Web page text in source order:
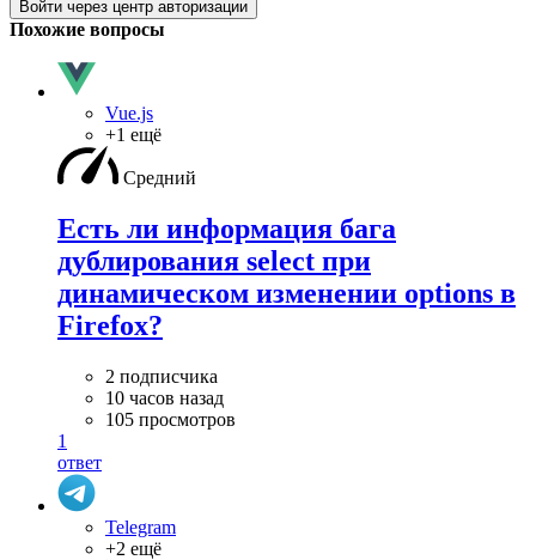
Войти через центр авторизации
Похожие вопросы
Vue.js
+1 ещё
Средний
Есть ли информация бага
дублирования select при
динамическом изменении options в
Firefox?
2 подписчика
10 часов назад
105 просмотров
1
ответ
Telegram
+2 ещё